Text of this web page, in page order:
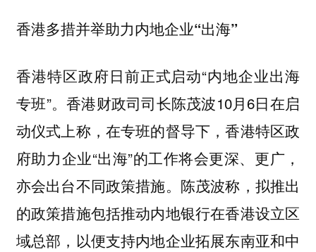
香港多措并举助力内地企业“出海”
香港特区政府日前正式启动“内地企业出海
专班”。香港财政司司长陈茂波10月6日在启
动仪式上称，在专班的督导下，香港特区政
府助力企业“出海”的工作将会更深、更广，
亦会出台不同政策措施。陈茂波称，拟推出
的政策措施包括推动内地银行在香港设立区
域总部，以便支持内地企业拓展东南亚和中